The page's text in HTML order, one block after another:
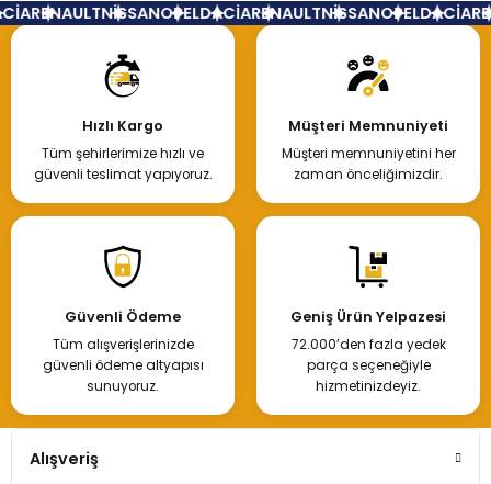
1.350,00 TL
Hemen İncele
Tükendi
Renault Kangoo Şamandıra 1.9
1.350,00 TL
Hemen İncele
RENAULTNİSSANOPELDACİARENAULTNİSSANOPELDACİA
Hızlı Kargo
Tüm şehirlerimize hızlı ve
güvenli teslimat yapıyoruz.
Müşteri Memnuniyeti
Müşteri memnuniyetini her
zaman önceliğimizdir.
Güvenli Ödeme
Tüm alışverişlerinizde
güvenli ödeme altyapısı
sunuyoruz.
Geniş Ürün Yelpazesi
72.000’den fazla yedek
parça seçeneğiyle
hizmetinizdeyiz.
Alışveriş